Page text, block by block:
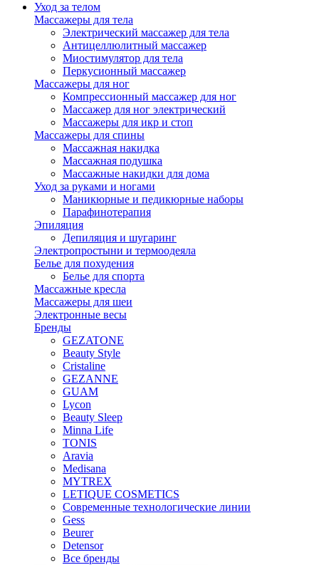
Уход за телом
Массажеры для тела
Электрический массажер для тела
Антицеллюлитный массажер
Миостимулятор для тела
Перкусионный массажер
Массажеры для ног
Компрессионный массажер для ног
Массажер для ног электрический
Массажеры для икр и стоп
Массажеры для спины
Массажная накидка
Массажная подушка
Массажные накидки для дома
Уход за руками и ногами
Маникюрные и педикюрные наборы
Парафинотерапия
Эпиляция
Депиляция и шугаринг
Электропростыни и термоодеяла
Белье для похудения
Белье для спорта
Массажные кресла
Массажеры для шеи
Электронные весы
Бренды
GEZATONE
Beauty Style
Cristaline
GEZANNE
GUAM
Lycon
Beauty Sleep
Minna Life
TONIS
Aravia
Medisana
MYTREX
LETIQUE COSMETICS
Современные технологические линии
Gess
Beurer
Detensor
Все бренды